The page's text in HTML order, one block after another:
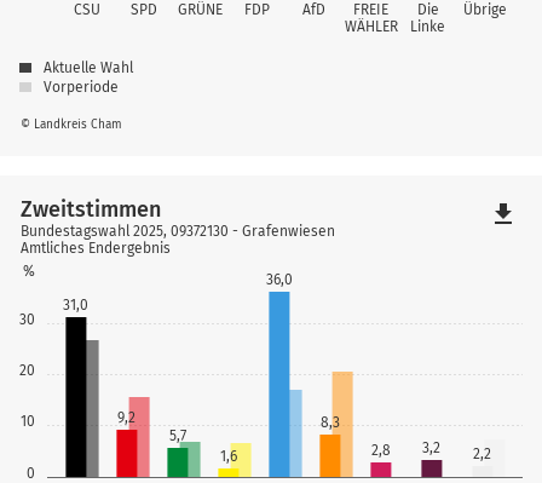
CSU SPD GRÜNE FDP AfD
FREIE
WÄHLER
Die
Linke
Übrige
© Landkreis Cham
Aktuelle Wahl
Vorperiode
0
10
20
30
%
31,0
9,2
5,7
1,6
36,0
8,3
2,8
3,2 2,2
Zweitstimmen
Bundestagswahl 2025, 09372130 - Grafenwiesen
Amtliches Endergebnis
file_download